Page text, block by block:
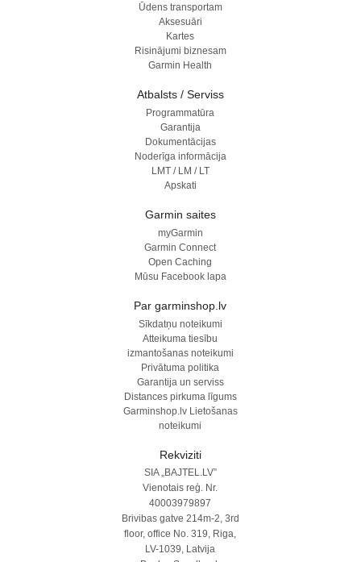
Ūdens transportam
Aksesuāri
Kartes
Risinājumi biznesam
Garmin Health
Atbalsts / Serviss
Programmatūra
Garantija
Dokumentācijas
Noderīga informācija
LMT / LM / LT
Apskati
Garmin saites
myGarmin
Garmin Connect
Open Caching
Mūsu Facebook lapa
Par garminshop.lv
Sīkdatņu noteikumi
Atteikuma tiesību
izmantošanas noteikumi
Privātuma politika
Garantija un serviss
Distances pirkuma līgums
Garminshop.lv Lietošanas
noteikumi
Rekviziti
SIA „BAJTEL.LV”
Vienotais reģ. Nr.
40003979897
Brivibas gatve 214m-2, 3rd
floor, office No. 319, Riga,
LV-1039, Latvija